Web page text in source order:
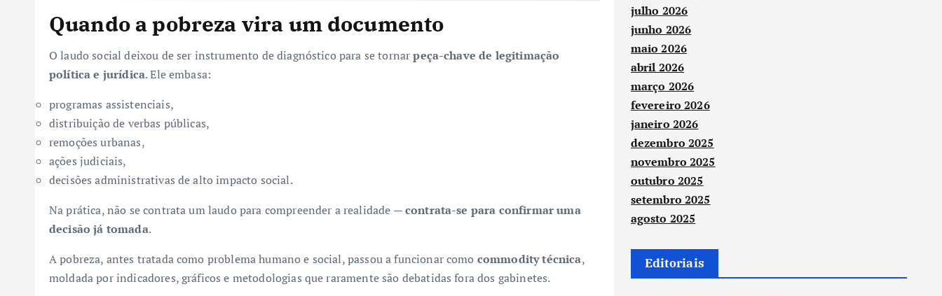
Quando a pobreza vira um documento
O laudo social deixou de ser instrumento de diagnóstico para se tornarpeça-chave de legitimação
política e jurídica. Ele embasa:
programas assistenciais,
distribuição de verbas públicas,
remoções urbanas,
ações judiciais,
decisões administrativas de alto impacto social.
Na prática, não se contrata um laudo para compreender a realidade —contrata-se para confirmar uma
decisão já tomada.
A pobreza, antes tratada como problema humano e social, passou a funcionar como commodity técnica,
moldada por indicadores, gráficos e metodologias que raramente são debatidas fora dos gabinetes.
julho 2026
junho 2026
maio 2026
abril 2026
março 2026
fevereiro 2026
janeiro 2026
dezembro 2025
novembro 2025
outubro 2025
setembro 2025
agosto 2025
Editoriais